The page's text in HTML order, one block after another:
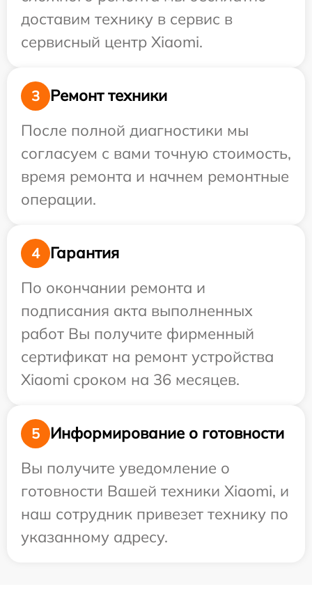
доставим технику в сервис в
сервисный центр Xiaomi.
3
Ремонт техники
После полной диагностики мы
согласуем с вами точную стоимость,
время ремонта и начнем ремонтные
операции.
4
Гарантия
По окончании ремонта и
подписания акта выполненных
работ Вы получите фирменный
сертификат на ремонт устройства
Xiaomi сроком на 36 месяцев.
5
Информирование о готовности
Вы получите уведомление о
готовности Вашей техники Xiaomi, и
наш сотрудник привезет технику по
указанному адресу.